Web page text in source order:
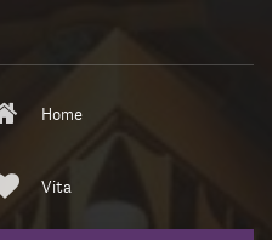
Home
Vita